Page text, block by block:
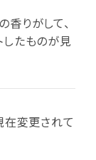
りがして、
したものが見
変更されて